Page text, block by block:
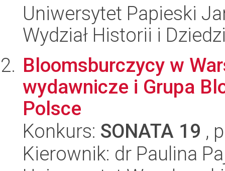
Uniwersytet Papieski
Wydział Historii i
Bloomsburczycy w
wydawnicze i Grupa
Polsce
Konkurs: SONATA 19 ,
Kierownik: dr Paulina